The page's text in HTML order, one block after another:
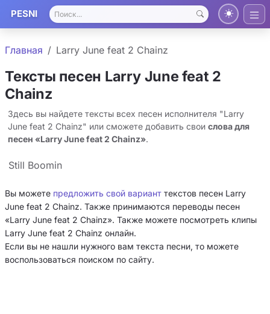
PESNI
Главная Larry June feat 2 Chainz
Тексты песен Larry June feat 2
Chainz
Здесь вы найдете тексты всех песен исполнителя "Larry
June feat 2 Chainz" или сможете добавить свои слова для
песен «Larry June feat 2 Chainz».
Still Boomin
Вы можете предложить свой вариант текстов песен Larry
June feat 2 Chainz. Также принимаются переводы песен
«Larry June feat 2 Chainz». Также можете посмотреть клипы
Larry June feat 2 Chainz онлайн.
Если вы не нашли нужного вам текста песни, то можете
воспользоваться поиском по сайту.